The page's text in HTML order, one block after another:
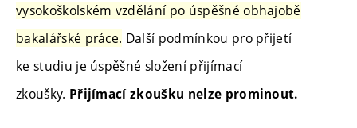
vysokoškolském vzdělání po úspěšné obhajobě
bakalářské práce. Další podmínkou pro přijetí
ke studiu je úspěšné složení přijímací
zkoušky. Přijímací zkoušku nelze prominout.